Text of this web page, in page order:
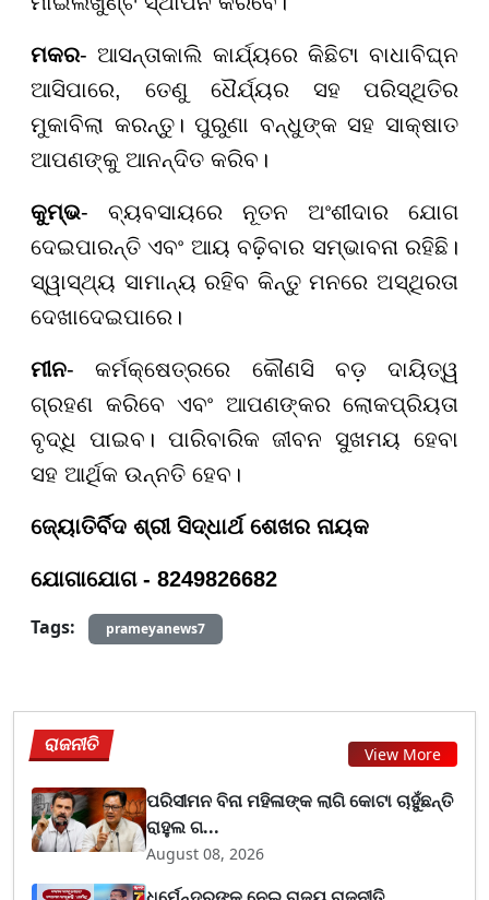
ମକର- ଆସନ୍ତାକାଲି କାର୍ଯ୍ୟରେ କିଛିଟା ବାଧାବିଘ୍ନ
ଆସିପାରେ, ତେଣୁ ଧୈର୍ଯ୍ୟର ସହ ପରିସ୍ଥିତିର
ମୁକାବିଲା କରନ୍ତୁ। ପୁରୁଣା ବନ୍ଧୁଙ୍କ ସହ ସାକ୍ଷାତ
ଆପଣଙ୍କୁ ଆନନ୍ଦିତ କରିବ।
କୁମ୍ଭ- ବ୍ୟବସାୟରେ ନୂତନ ଅଂଶୀଦାର ଯୋଗ
ଦେଇପାରନ୍ତି ଏବଂ ଆୟ ବଢ଼ିବାର ସମ୍ଭାବନା ରହିଛି।
ସ୍ୱାସ୍ଥ୍ୟ ସାମାନ୍ୟ ରହିବ କିନ୍ତୁ ମନରେ ଅସ୍ଥିରତା
ଦେଖାଦେଇପାରେ।
ମୀନ- କର୍ମକ୍ଷେତ୍ରରେ କୌଣସି ବଡ଼ ଦାୟିତ୍ୱ
ଗ୍ରହଣ କରିବେ ଏବଂ ଆପଣଙ୍କର ଲୋକପ୍ରିୟତା
ବୃଦ୍ଧି ପାଇବ। ପାରିବାରିକ ଜୀବନ ସୁଖମୟ ହେବା
ସହ ଆର୍ଥିକ ଉନ୍ନତି ହେବ।
ଜ୍ୟୋତିର୍ବିଦ ଶ୍ରୀ ସିଦ୍ଧାର୍ଥ ଶେଖର ନାୟକ
ଯୋଗାଯୋଗ - 8249826682
Tags:
prameyanews7
ରାଜନୀତି View More
ପରିସୀମନ ବିନା ମହିଳାଙ୍କ ଲାଗି କୋଟା ଚାହୁଁଛନ୍ତି
ରାହୁଲ ଗ...
August 08, 2026